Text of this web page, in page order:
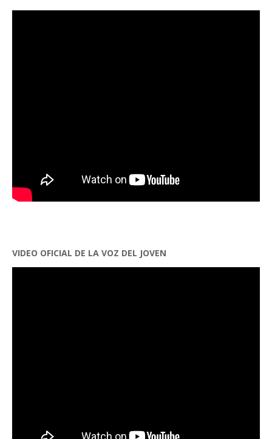
VIDEO OFICIAL DE LA VOZ DEL JOVEN